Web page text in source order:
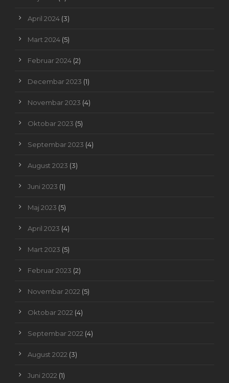
April 2024 (3)
Mart 2024 (5)
Februar 2024 (2)
Decembar 2023 (1)
Novembar 2023 (4)
Oktobar 2023 (5)
Septembar 2023 (4)
August 2023 (3)
Juni 2023 (1)
Maj 2023 (5)
April 2023 (4)
Mart 2023 (5)
Februar 2023 (2)
Novembar 2022 (5)
Oktobar 2022 (4)
Septembar 2022 (4)
August 2022 (3)
Juni 2022 (1)